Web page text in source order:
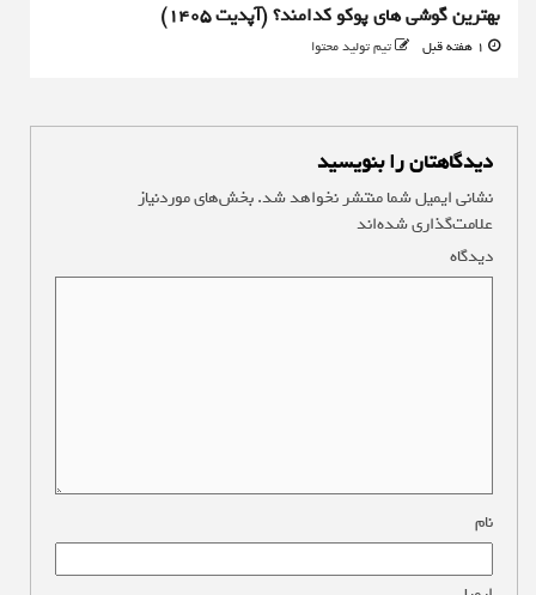
بهترین گوشی های پوکو کدامند؟ (آپدیت ۱۴۰۵)
تیم تولید محتوا
دیدگاهتان را بنویسید
نشانی ایمیل شما منتشر نخواهد شد.بخش‌های موردنیاز
علامت‌گذاری شده‌اند
دیدگاه
نام